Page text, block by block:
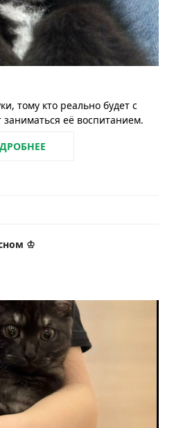
тому кто реально будет с
заниматься её воспитанием.
♔